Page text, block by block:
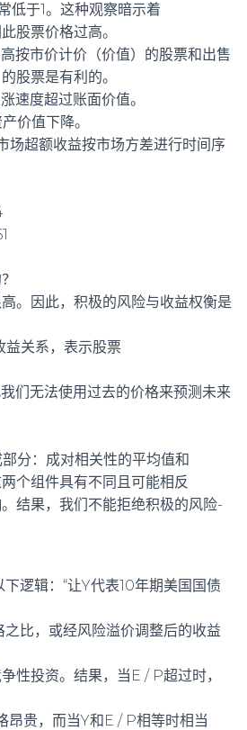
低于1。这种观察暗示着
股票价格过高。
按市价计价（价值）的股票和出售
股票是有利的。
速度超过账面价值。
价值下降。
场超额收益按市场方差进行时间序
。因此，积极的风险与收益权衡是
益关系，表示股票
们无法使用过去的价格来预测未来
分：成对相关性的平均值和
个组件具有不同且可能相反
结果，我们不能拒绝积极的风险-
下逻辑：“让Y代表10年期美国国债
比，或经风险溢价调整后的收益
性投资。结果，当E / P超过时，
昂贵，而当Y和E / P相等时相当